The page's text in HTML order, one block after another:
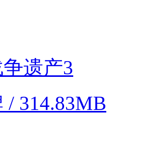
遗产3
/ 314.83MB